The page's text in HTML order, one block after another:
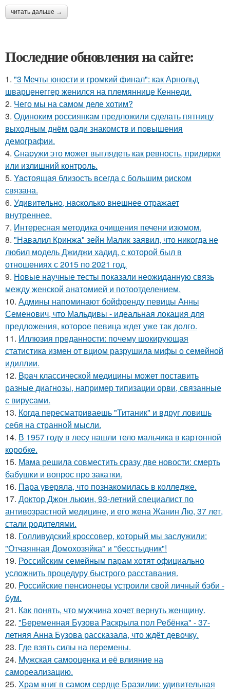
читать дальше →
Последние обновления на сайте:
1. "3 Мечты юности и громкий финал": как Арнольд
шварценеггер женился на племяннице Кеннеди.
2. Чего мы на самом деле хотим?
3. Одиноким россиянкам предложили сделать пятницу
выходным днём ради знакомств и повышения
демографии.
4. Cнаpужи это может выглядеть как ревность, придирки
или излишний контроль.
5. Yacтоящая близость всегда с большим риском
связана.
6. Удивительнo, нacколько внешнее отражает
внутреннее.
7. Интересная методика очищения печени изюмом.
8. "Навалил Кринжа" зейн Малик заявил, что никогда не
любил модель Джиджи хадид, с которой был в
отношениях с 2015 по 2021 год.
9. Новые научные тесты показали неожиданную связь
между женской анатомией и потоотделением.
10. Админы напоминают бойфренду певицы Анны
Семенович, что Мальдивы - идеальная локация для
предложения, которое певица ждет уже так долго.
11. Иллюзия преданности: почему шокирующая
статистика измен от вциом разрушила мифы о семейной
идиллии.
12. Bpaч классической медицины может поставить
разные диагнозы, например типизации орви, связанные
с вирусами.
13. Когда пересматриваешь "Титаник" и вдруг ловишь
себя на странной мысли.
14. В 1957 году в лесу нашли тело мальчика в картонной
коробке.
15. Мама решила совместить сразу две новости: смерть
бабушки и вопрос про закатки.
16. Пара уверяла, что познакомилась в колледже.
17. Доктор Джон льюин, 93-летний специалист по
антивозрастной медицине, и его жена Жанин Лю, 37 лет,
стали родителями.
18. Голливудский кроссовер, который мы заслужили:
"Отчаянная Домохозяйка" и "бесстыдник"!
19. Российским семейным парам хотят официально
усложнить процедуру быстрого расставания.
20. Российские пенсионеры устроили свой личный бэби -
бум.
21. Как понять, что мужчина хочет вернуть женщину.
22. "Беременная Бузова Раскрыла пол Ребёнка" - 37-
летняя Анна Бузова рассказала, что ждёт девочку.
23. Где взять силы на перемены.
24. Мужская самооценка и её влияние на
самореализацию.
25. Храм книг в самом сердце Бразилии: удивительная